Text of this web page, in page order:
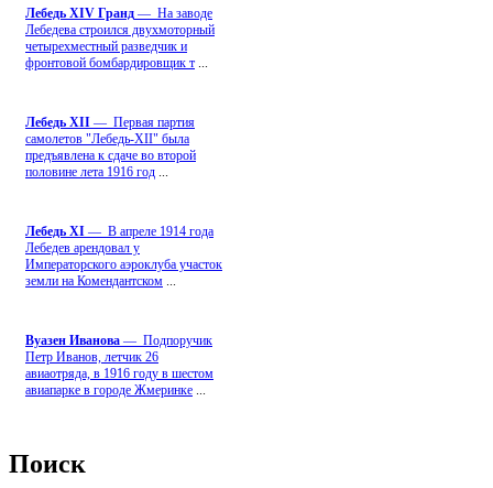
Лебедь ХIV Гранд — На заводе
Лебедева строился двухмоторный
четырехместный разведчик и
фронтовой бомбардировщик т
Лебедь ХII — Первая партия
самолетов "Лебедь-ХII" была
предъявлена к сдаче во второй
половине лета 1916 год
Лебедь ХI — В апреле 1914 года
Лебедев арендовал у
Императорского аэроклуба участок
земли на Комендантском
Вуазен Иванова — Подпоручик
Петр Иванов, летчик 26
авиаотряда, в 1916 году в шестом
авиапарке в городе Жмеринке
Поиск